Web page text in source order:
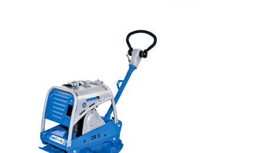
Fahrzeuge
Stromerzeuger
Vibrationstechnik